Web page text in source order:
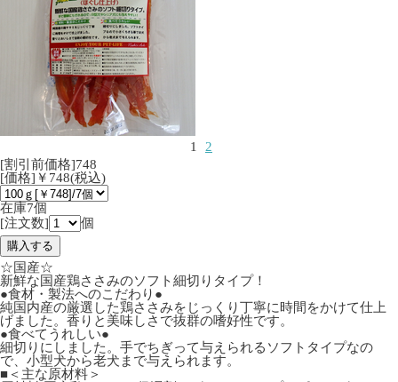
1
2
[割引前価格]748
[価格]￥748(税込)
在庫7個
[注文数]
個
☆国産☆
新鮮な国産鶏ささみのソフト細切りタイプ！
●食材・製法へのこだわり●
純国内産の厳選した鶏ささみをじっくり丁寧に時間をかけて仕上
げました。香りと美味しさで抜群の嗜好性です。
●食べてうれしい●
細切りにしました。手でちぎって与えられるソフトタイプなの
で、小型犬から老犬まで与えられます。
■＜主な原材料＞